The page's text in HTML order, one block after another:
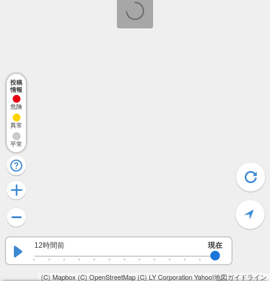
(C) Mapbox (C) OpenStreetMap(C) LY CorporationYahoo!地図ガイドライン
12時間前 現在
投稿
情報
危険
異常
平常